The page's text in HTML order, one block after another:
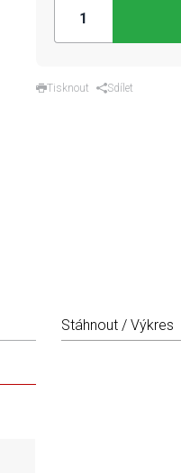
Tisknout Sdílet
Stáhnout / Výkres